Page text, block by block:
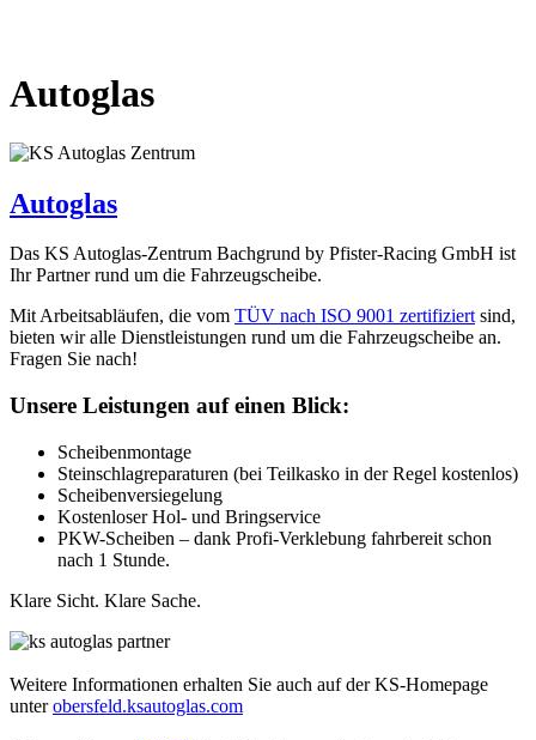
Autoglas
Autoglas
Das KS Autoglas-Zentrum Bachgrund by Pfister-Racing GmbH ist
Ihr Partner rund um die Fahrzeugscheibe.
Mit Arbeitsabläufen, die vom TÜV nach ISO 9001 zertifiziertsind,
bieten wir alle Dienstleistungen rund um die Fahrzeugscheibe an.
Fragen Sie nach!
Unsere Leistungen auf einen Blick:
Scheibenmontage
Steinschlagreparaturen (bei Teilkasko in der Regel kostenlos)
Scheibenversiegelung
Kostenloser Hol- und Bringservice
PKW-Scheiben – dank Profi-Verklebung fahrbereit schon
nach 1 Stunde.
Klare Sicht. Klare Sache.
Weitere Informationen erhalten Sie auch auf der KS-Homepage
unterobersfeld.ksautoglas.com